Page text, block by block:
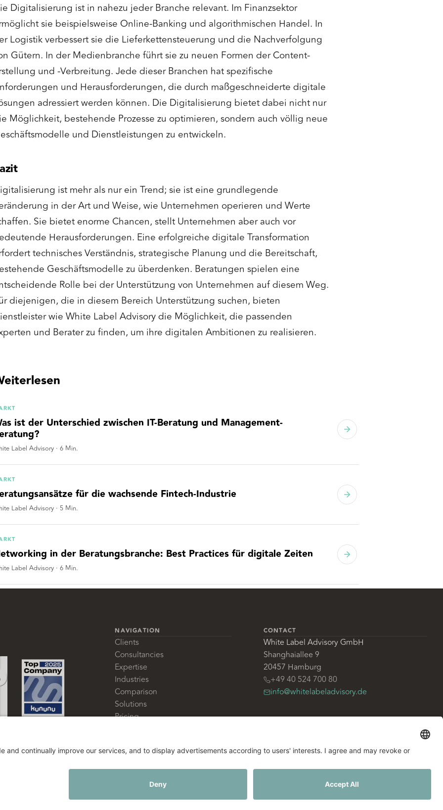
Digitalisierung ist in nahezu jeder Branche relevant. Im Finanzsektor
sie beispielsweise Online-Banking und algorithmischen Handel. In
Logistik verbessert sie die Lieferkettensteuerung und die Nachverfolgung
Gütern. In der Medienbranche führt sie zu neuen Formen der Content-
und -Verbreitung. Jede dieser Branchen hat spezifische
und Herausforderungen, die durch maßgeschneiderte digitale
adressiert werden können. Die Digitalisierung bietet dabei nicht nur
Möglichkeit, bestehende Prozesse zu optimieren, sondern auch völlig neue
und Dienstleistungen zu entwickeln.
ist mehr als nur ein Trend; sie ist eine grundlegende
in der Art und Weise, wie Unternehmen operieren und Werte
Sie bietet enorme Chancen, stellt Unternehmen aber auch vor
Herausforderungen. Eine erfolgreiche digitale Transformation
technisches Verständnis, strategische Planung und die Bereitschaft,
Geschäftsmodelle zu überdenken. Beratungen spielen eine
Rolle bei der Unterstützung von Unternehmen auf diesem Weg.
diejenigen, die in diesem Bereich Unterstützung suchen, bieten
wie White Label Advisory die Möglichkeit, die passenden
und Berater zu finden, um ihre digitalen Ambitionen zu realisieren.
ist der Unterschied zwischen IT-Beratung und Management-
Label Advisory · 6 Min.
für die wachsende Fintech-Industrie
Label Advisory · 5 Min.
in der Beratungsbranche: Best Practices für digitale Zeiten
Label Advisory · 6 Min.
NAVIGATION
Clients
Consultancies
Expertise
Industries
Comparison
Solutions
Pricing
CONTACT
White Label Advisory GmbH
Shanghaiallee 9
20457 Hamburg
+49 40 524 700 80
info@whitelabeladvisory.de